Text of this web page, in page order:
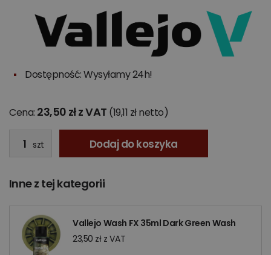
Dostępność: Wysyłamy 24h!
Cena: 23,50 zł z VAT (19,11 zł netto)
szt Dodaj do koszyka
Inne z tej kategorii
Vallejo Wash FX 35ml Dark Green Wash
23,50 zł z VAT